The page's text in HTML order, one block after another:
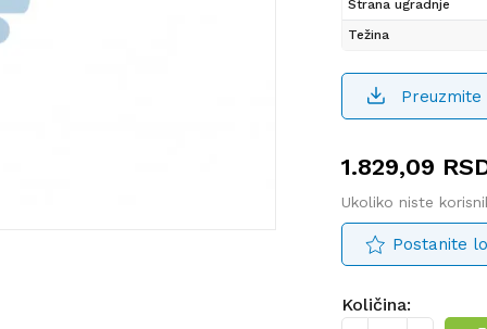
Strana ugradnje
Težina
Preuzmite
1.829,09
Ukoliko niste
Postanite
Količina: